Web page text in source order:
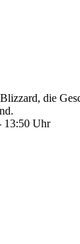
die
13:50 Uhr